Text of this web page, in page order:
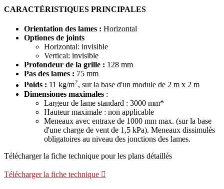
CARACTÉRISTIQUES PRINCIPALES
Orientation des lames : Horizontal
Optiones de joints
Horizontal: invisible
Vertical: invisible
Profondeur de la grille : 128 mm
Pas des lames : 75 mm
Poids : 11 kg/m2, sur la base d'un module de 2 m x 2 m
Dimensiones maximales :
Largeur de lame standard : 3000 mm*
Hauteur maximale : non applicable
Meneaux avec entraxe de 1000 mm max. (sur la base
d'une charge de vent de 1,5 kPa). Meneaux dissimulés
obligatoires au niveau des jonctions des lames.
Télécharger la fiche technique pour les plans détaillés
Télécharger la fiche technique